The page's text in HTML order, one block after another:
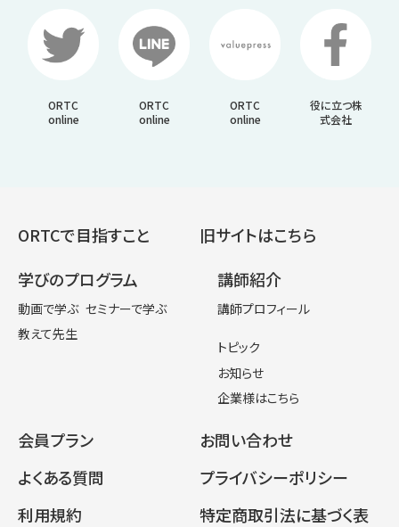
ORTC
online
ORTC
online
ORTC
online
役に立つ株
式会社
ORTCで目指すこと
旧サイトはこちら
学びのプログラム
動画で学ぶ セミナーで学ぶ
教えて先生
講師紹介
講師プロフィール
トピック
お知らせ
企業様はこちら
会員プラン
お問い合わせ
よくある質問
プライバシーポリシー
利用規約
特定商取引法に基づく表